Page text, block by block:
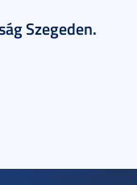
Szegeden.